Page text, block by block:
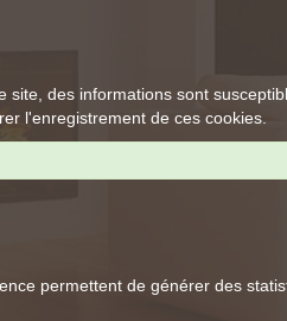
site, des informations sont
l'enregistrement de ces cookies.
permettent de générer des